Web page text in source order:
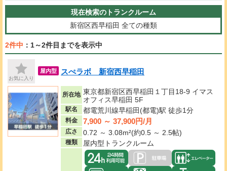
現在検索のトランクルーム
新宿区西早稲田 全ての種類
2件中 ：1～2件目までを表示中
お気に入り
屋内型 スぺラボ 新宿西早稲田
所在地 東京都新宿区西早稲田１丁目18-9 イマス
オフィス早稲田 5F
駅名 都電荒川線早稲田(都電)駅 徒歩1分
料金 7,900 ～ 37,900円/月
広さ 0.72 ～ 3.08m²(約0.5 ～ 2.5帖)
種類 屋内型トランクルーム